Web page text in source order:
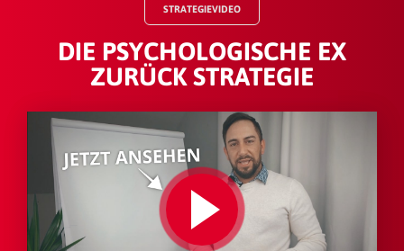
STRATEGIEVIDEO
DIE PSYCHOLOGISCHE EX
ZURÜCK STRATEGIE